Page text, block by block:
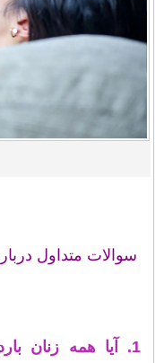
سوالات متداول
1. آیا همه زنان